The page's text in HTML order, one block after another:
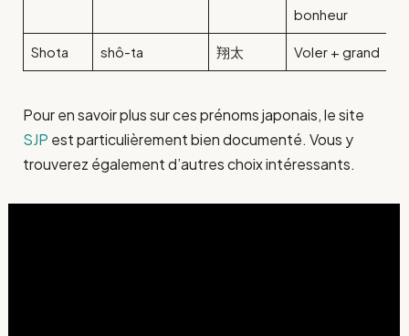
bonheur
Shota shô-ta 翔太 Voler + grand
Pour en savoir plus sur ces prénoms japonais, le site
SJP est particulièrement bien documenté. Vous y
trouverez également d’autres choix intéressants.